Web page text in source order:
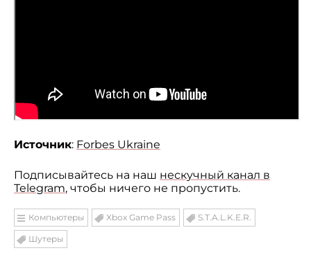
Источник: Forbes Ukraine
Подписывайтесь на наш нескучный канал в
Telegram, чтобы ничего не пропустить.
Компьютеры Xbox Game Pass S.T.A.L.K.E.R.
Шутеры